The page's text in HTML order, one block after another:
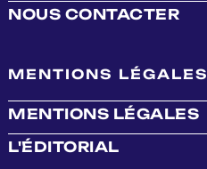
NOUS CONTACTER
MENTIONS LÉGALES
MENTIONS LÉGALES
L'ÉDITORIAL